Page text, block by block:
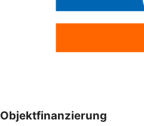
Objektfinanzierung